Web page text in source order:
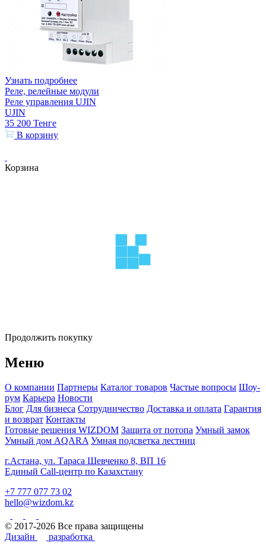
Узнать подробнее
Реле, релейные модули
Реле управления UJIN
UJIN
35 200 Тенге
В корзину
Корзина
Продолжить покупку
Меню
О компании Партнеры Каталог товаров Частые вопросы Шоу-
рум Карьера Новости
Блог Для бизнеса Сотрудничество Доставка и оплата Гарантия
и возврат Контакты
Готовые решения WIZDOM Защита от потопа Умный замок
Умный дом AQARA Умная подсветка лестниц
г.Астана, ул. Тараса Шевченко 8, ВП 16
Единый Call-центр по Казахстану
+7 777 077 73 02
hello@wizdom.kz
© 2017-2026 Все права защищены
Дизайн
разработка